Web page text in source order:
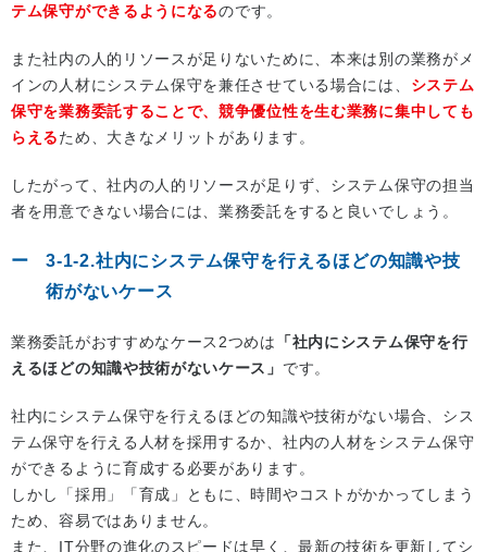
テム保守ができるようになるのです。
また社内の人的リソースが足りないために、本来は別の業務がメ
インの人材にシステム保守を兼任させている場合には、 システム
保守を業務委託することで、競争優位性を生む業務に集中しても
らえるため、大きなメリットがあります。
したがって、社内の人的リソースが足りず、システム保守の担当
者を用意できない場合には、業務委託をすると良いでしょう。
3-1-2.社内にシステム保守を行えるほどの知識や技
術がないケース
業務委託がおすすめなケース2つめは
「社内にシステム保守を行
えるほどの知識や技術がないケース」 です。
社内にシステム保守を行えるほどの知識や技術がない場合、シス
テム保守を行える人材を採用するか、社内の人材をシステム保守
ができるように育成する必要があります。
しかし「採用」「育成」ともに、時間やコストがかかってしまう
ため、容易ではありません。
また、IT分野の進化のスピードは早く、最新の技術を更新してシ